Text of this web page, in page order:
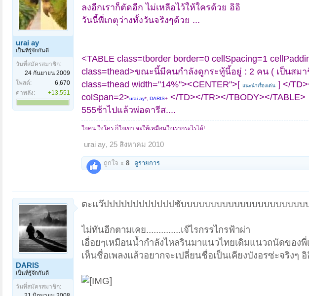
urai ay
เป็นที่รู้จักกันดี
วันที่สมัครสมาชิก:
24 กันยายน 2009
โพสต์:
6,670
ค่าพลัง:
+13,551
ลงอีกเราก็ตัดอีก ไม่เหลือไว้ให้ใครด้วย อิอิ
วันนี้พี่เกตุว่างทั้งวันจริงๆด้วย ...
<TABLE class=tborder border=0 cellSpacing=1
class=thead>ขณะนี้มีคนกำลังดูกระทู้นี้อยู่ : 2 คน ( เป็นสม
class=thead width="14%"><CENTER">[ แนะนำเรื่องเด่น ] </
colSpan=2>urai ay*, DARIS+ </TD></TR></TBODY></TABLE>
555ช้าไปแล้วพ่อดารีส....
ใจคน ใจใคร ก็ใจเขา จะให้เหมือนใจเรากระไรได้!
urai ay, 25 สิงหาคม 2010
ถูกใจ x 8 ดูรายการ
DARIS
เป็นที่รู้จักกันดี
วันที่สมัครสมาชิก:
ตะแว๊ปปปปปปปปปปปปชับบบบบบบบบบบบบบบบบบบบบ
ไม่ทันอีกตามเคย..............เจ๊ไรกรรไกรฟ้าผ่า
เอื่อยๆเหมือนน้ำกำลังไหลรินมาแนวไทยเดิมแนวถนัดของพี่
เห็นชื่อเพลงแล้วอยากจะเปลี่ยนชื่อเป็นเคียงบังอรซ่ะจริงๆ อิ